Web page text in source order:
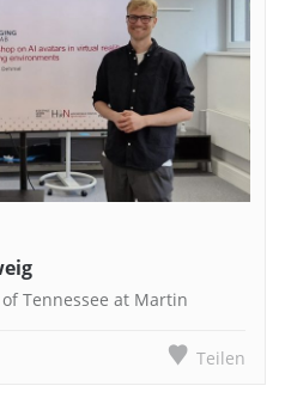
Tennessee at Martin
Teilen